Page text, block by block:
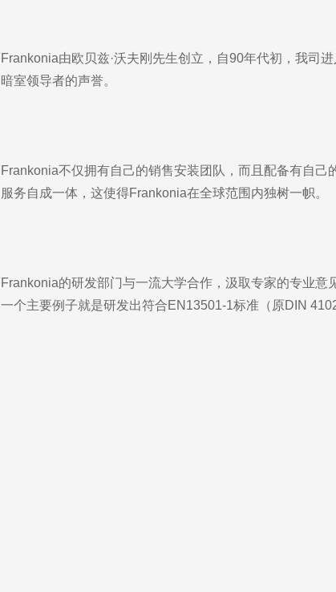
Frankonia由欧贝兹·沃夫刚先生创立，自90年代初，我司
暗室领导者的声誉。
Frankonia不仅拥有自己的销售安装团队，而且配备有自
服务自成一体，这使得Frankonia在全球范围内独树一帜。
Frankonia的研发部门与一流大学合作，汲取专家的专业
一个主要例子就是研发出符合EN13501-1标准（原DIN